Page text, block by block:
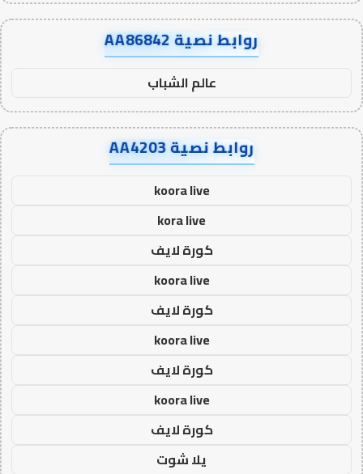
روابط نصية AA86842
عالم الشباب
روابط نصية AA4203
koora live
kora live
كورة لايف
koora live
كورة لايف
koora live
كورة لايف
koora live
كورة لايف
يلا شوت